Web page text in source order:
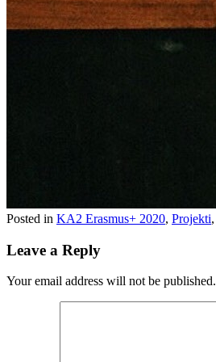
Posted in KA2 Erasmus+ 2020, Projekti,
Leave a Reply
Your email address will not be published.